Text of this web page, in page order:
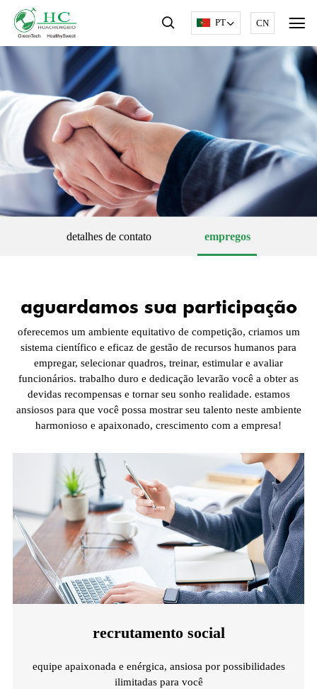
PT CN
detalhes de contato empregos
aguardamos sua participação
oferecemos um ambiente equitativo de competição, criamos um
sistema científico e eficaz de gestão de recursos humanos para
empregar, selecionar quadros, treinar, estimular e avaliar
funcionários. trabalho duro e dedicação levarão você a obter as
devidas recompensas e tornar seu sonho realidade. estamos
ansiosos para que você possa mostrar seu talento neste ambiente
harmonioso e apaixonado, crescimento com a empresa!
recrutamento social
equipe apaixonada e enérgica, ansiosa por possibilidades
ilimitadas para você